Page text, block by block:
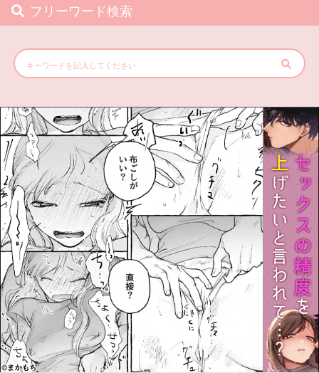
フリーワード検索